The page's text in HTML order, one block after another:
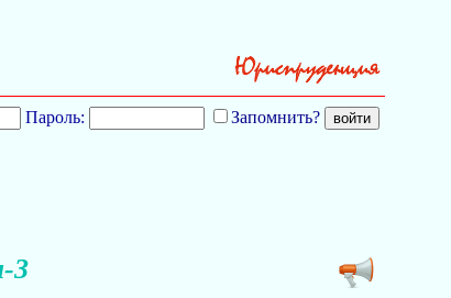
Пароль: Запомнить?
3